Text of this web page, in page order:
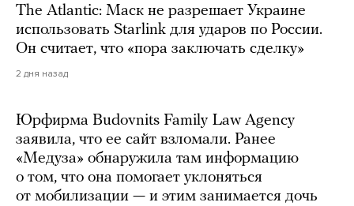
The Atlantic: Маск не разрешает Украине
использовать Starlink для ударов по России.
Он считает, что «пора заключать сделку»
2 дня назад
Юрфирма Budovnits Family Law Agency
заявила, что ее сайт взломали. Ранее
«Медуза» обнаружила там информацию
о том, что она помогает уклоняться
от мобилизации — и этим занимается дочь